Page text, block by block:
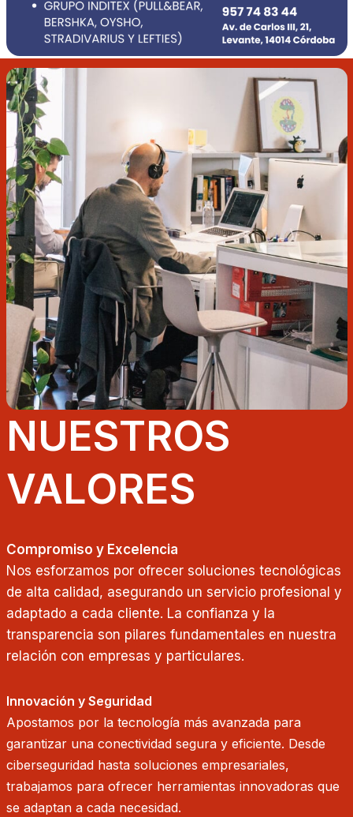
NUESTROS
VALORES
Compromiso y Excelencia
Nos esforzamos por ofrecer soluciones tecnológicas
de alta calidad, asegurando un servicio profesional y
adaptado a cada cliente. La confianza y la
transparencia son pilares fundamentales en nuestra
relación con empresas y particulares.
Innovación y Seguridad
Apostamos por la tecnología más avanzada para
garantizar una conectividad segura y eficiente. Desde
ciberseguridad hasta soluciones empresariales,
trabajamos para ofrecer herramientas innovadoras que
se adaptan a cada necesidad.